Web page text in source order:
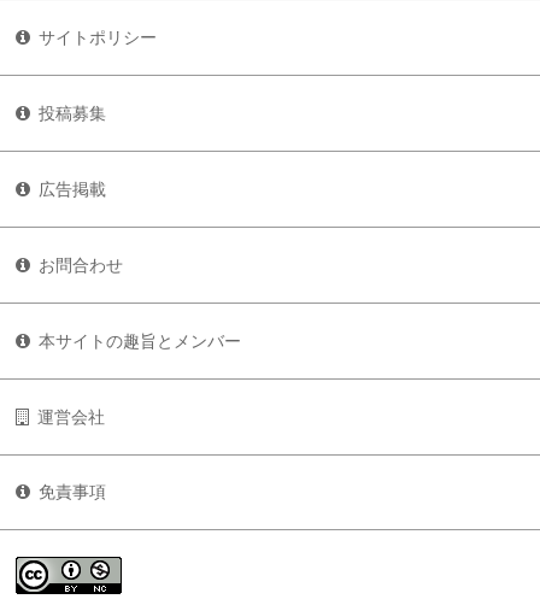
サイトポリシー
投稿募集
広告掲載
お問合わせ
本サイトの趣旨とメンバー
運営会社
免責事項